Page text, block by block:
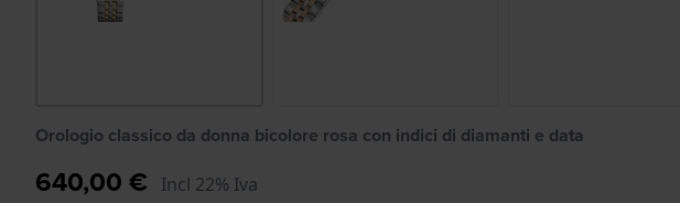
Orologio classico da donna bicolore rosa con indici di diamanti e data
640,00 € Incl 22% Iva